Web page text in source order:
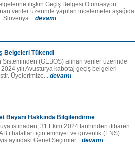
ilişkin Geçiş Belgesi Otomasyon
veriler üzerinde yapılan incelemeler aşağıda
Slovenya... devamı
Belgeleri Tükendi
(GEBOS) alınan veriler üzerinde
yılı Avusturya kabotaj geçiş belgeleri
Üyelerimize... devamı
Beyanı Hakkında Bilgilendirme
istinaden; 31 Ekim 2024 tarihinden itibaren
ithalatları için emniyet ve güvenlik (ENS)
ayındaki Genel Seçimler... devamı